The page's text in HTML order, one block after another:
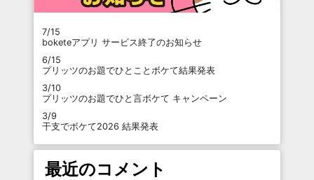
7/15
boketeアプリ サービス終了のお知らせ
6/15
プリッツのお題でひとことボケて結果発表
3/10
プリッツのお題でひと言ボケて キャンペーン
3/9
干支でボケて2026 結果発表
最近のコメント